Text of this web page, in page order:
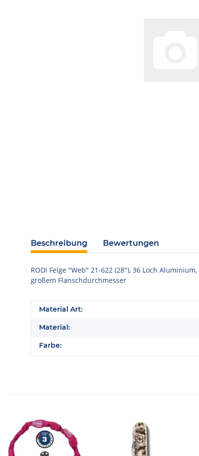
Beschreibung Bewertungen
RODI Felge "Web" 21-622 (28"), 36 Loch
großem Flanschdurchmesser
Material Art:
Material:
Farbe: